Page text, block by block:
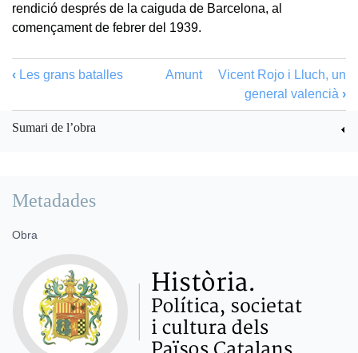
rendició després de la caiguda de Barcelona, al
començament de febrer del 1939.
‹ Les grans batalles Amunt
Vicent Rojo i Lluch, un
general valencià ›
Sumari de l’obra
Metadades
Obra